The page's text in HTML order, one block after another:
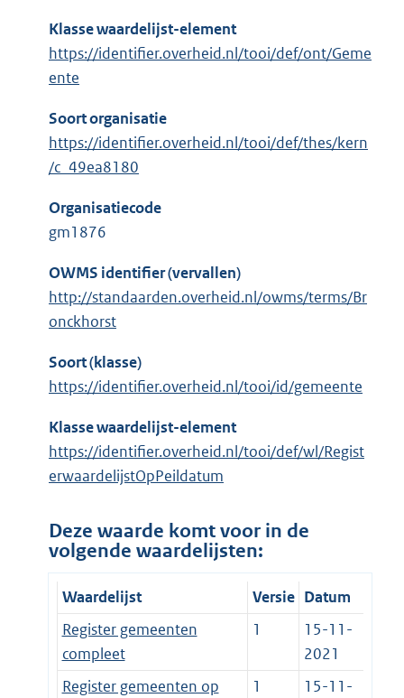
Klasse waardelijst-element
https://identifier.overheid.nl/tooi/def/ont/Geme
ente
Soort organisatie
https://identifier.overheid.nl/tooi/def/thes/kern
/c_49ea8180
Organisatiecode
gm1876
OWMS identifier (vervallen)
http://standaarden.overheid.nl/owms/terms/Br
onckhorst
Soort (klasse)
https://identifier.overheid.nl/tooi/id/gemeente
Klasse waardelijst-element
https://identifier.overheid.nl/tooi/def/wl/Regist
erwaardelijstOpPeildatum
Deze waarde komt voor in de
volgende waardelijsten:
Waardelijst Versie Datum
Register gemeenten
compleet
1
15-11-
2021
Register gemeenten op
1
15-11-